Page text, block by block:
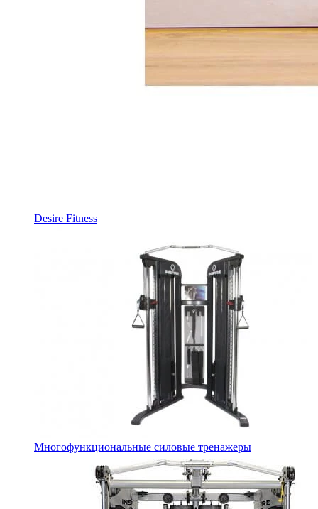
Desire Fitness
Многофункциональные силовые тренажеры